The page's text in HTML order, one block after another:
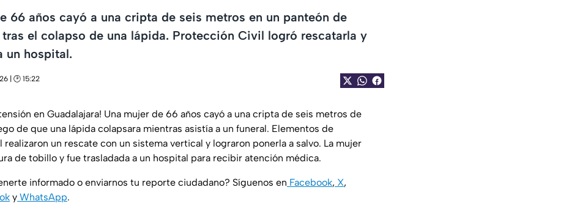
66 años cayó a una cripta de seis metros en un panteón de
tras el colapso de una lápida. Protección Civil logró rescatarla y
un hospital.
| 🕑 15:22
en Guadalajara! Una mujer de 66 años cayó a una cripta de seis metros de
de que una lápida colapsara mientras asistía a un funeral. Elementos de
un rescate con un sistema vertical y lograron ponerla a salvo. La mujer
de tobillo y fue trasladada a un hospital para recibir atención médica.
informado o enviarnos tu reporte ciudadano? Síguenos en Facebook, X,
y WhatsApp.